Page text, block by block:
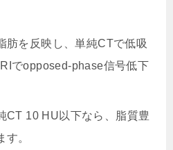
肪を反映し、単純CTで低吸
でopposed-phase信号低下
CT 10 HU以下なら、脂質豊
。